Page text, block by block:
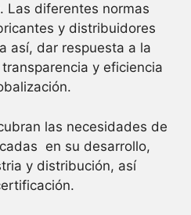
Las diferentes normas
y distribuidores
así, dar respuesta a la
y eficiencia
las necesidades de
en su desarrollo,
y distribución, así